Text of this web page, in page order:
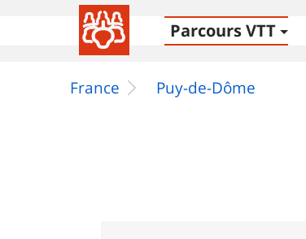
Parcours VTT
France Puy-de-Dôme